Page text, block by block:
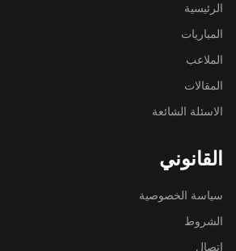
الرئيسية
المباريات
الملاعب
المقالات
الاسئلة الشائعة
القانوني
سياسة الخصوصية
الشروط
اتصال